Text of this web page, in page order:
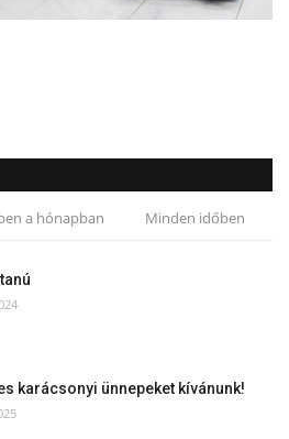
a hónapban Minden időben
karácsonyi ünnepeket kívánunk!